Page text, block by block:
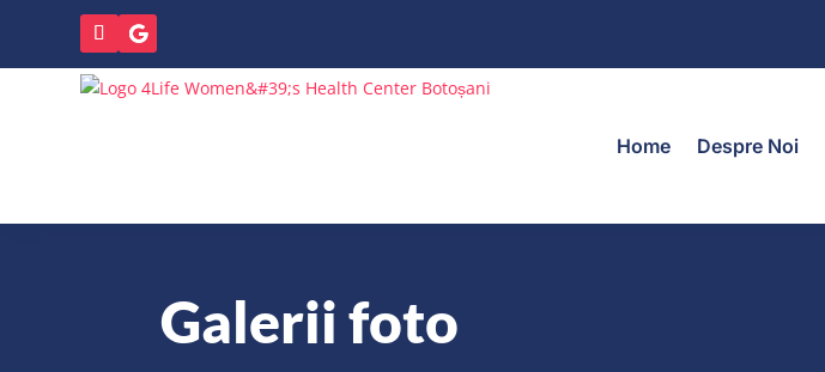
Home Despre Noi
Galerii foto